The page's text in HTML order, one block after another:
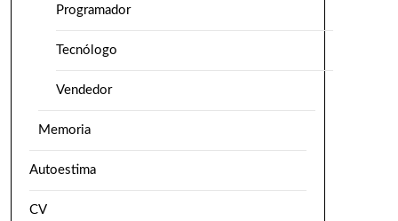
Programador
Tecnólogo
Vendedor
Memoria
Autoestima
CV